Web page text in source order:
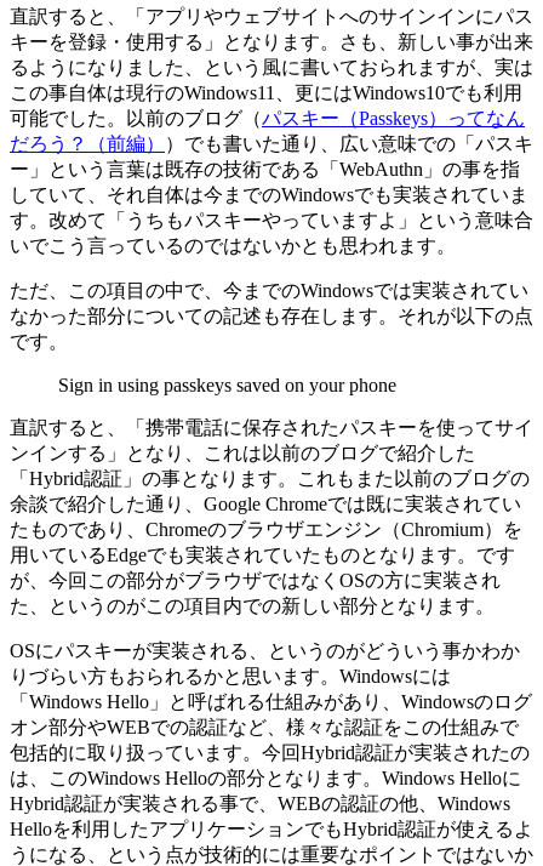
直訳すると、「アプリやウェブサイトへのサインインにパス
キーを登録・使用する」となります。さも、新しい事が出来
るようになりました、という風に書いておられますが、実は
この事自体は現行のWindows11、更にはWindows10でも利用
可能でした。以前のブログ（パスキー（Passkeys）ってなん
だろう？（前編）
）でも書いた通り、広い意味での「パスキ
ー」という言葉は既存の技術である「WebAuthn」の事を指
していて、それ自体は今までのWindowsでも実装されていま
す。改めて「うちもパスキーやっていますよ」という意味合
いでこう言っているのではないかとも思われます。
ただ、この項目の中で、今までのWindowsでは実装されてい
なかった部分についての記述も存在します。それが以下の点
です。
Sign in using passkeys saved on your phone
直訳すると、「携帯電話に保存されたパスキーを使ってサイ
ンインする」となり、これは以前のブログで紹介した
「Hybrid認証」の事となります。これもまた以前のブログの
余談で紹介した通り、Google Chromeでは既に実装されてい
たものであり、Chromeのブラウザエンジン（Chromium）を
用いているEdgeでも実装されていたものとなります。です
が、今回この部分がブラウザではなくOSの方に実装され
た、というのがこの項目内での新しい部分となります。
OSにパスキーが実装される、というのがどういう事かわか
りづらい方もおられるかと思います。Windowsには
「Windows Hello」と呼ばれる仕組みがあり、Windowsのログ
オン部分やWEBでの認証など、様々な認証をこの仕組みで
包括的に取り扱っています。今回Hybrid認証が実装されたの
は、このWindows Helloの部分となります。Windows Helloに
Hybrid認証が実装される事で、WEBの認証の他、Windows
Helloを利用したアプリケーションでもHybrid認証が使えるよ
うになる、という点が技術的には重要なポイントではないか